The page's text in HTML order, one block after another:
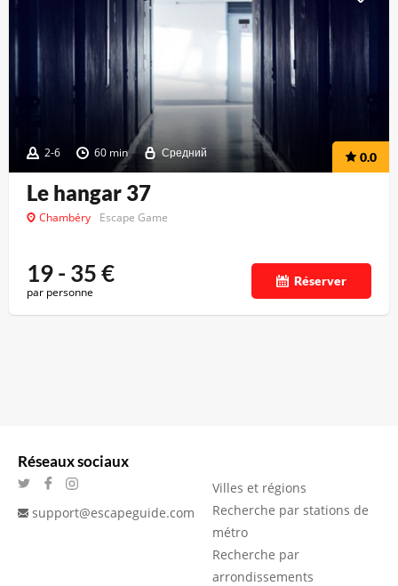
2-6 60 min Средний 0.0
Le hangar 37
Chambéry Escape Game
19 - 35€
par personne
Réserver
Réseaux sociaux
support@escapeguide.com
Villes et régions
Recherche par stations de
métro
Recherche par
arrondissements